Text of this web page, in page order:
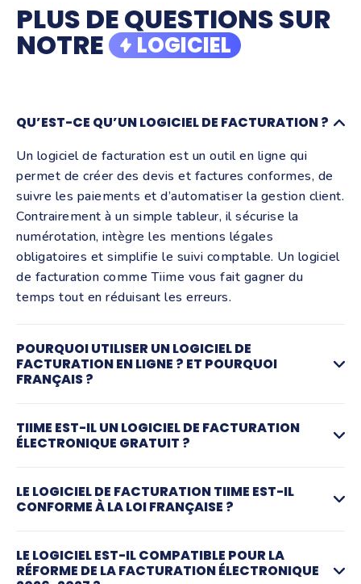
Esther Baron, Studio Reflet
PLUS DE QUESTIONS SUR
NOTRE LOGICIEL
QU’EST-CE QU’UN LOGICIEL DE FACTURATION ?
Un logiciel de facturation est un outil en ligne qui
permet de créer des devis et factures conformes, de
suivre les paiements et d’automatiser la gestion client.
Contrairement à un simple tableur, il sécurise la
numérotation, intègre les mentions légales
obligatoires et simplifie le suivi comptable. Un logiciel
de facturation comme Tiime vous fait gagner du
temps tout en réduisant les erreurs.
POURQUOI UTILISER UN LOGICIEL DE
FACTURATION EN LIGNE ? ET POURQUOI
FRANÇAIS ?
envoyer des factures depuis n’importe quel appareil,
sans installation complexe. Il centralise vos données,
automatise les calculs de TVA et facilite les relances.
Résultat : moins de tâches administratives, plus de
visibilité sur votre trésorerie et un processus de vente
plus fluide pour votre entreprise.
Choisir un logiciel de facturation français comme Tiime
TIIME EST-IL UN LOGICIEL DE FACTURATION
ÉLECTRONIQUE GRATUIT ?
électronique gratuit pour recevoir vos factures
électroniques fournisseurs mais aussi pour créer des
devis et factures simplement et en toute conformité.
Vous pouvez démarrer sans engagement et gérer
votre facturation en quelques minutes. Des
LE LOGICIEL DE FACTURATION TIIME EST-IL
CONFORME À LA LOI FRANÇAISE ?
obligations légales françaises : mentions obligatoires,
LE LOGICIEL EST-IL COMPATIBLE POUR LA
RÉFORME DE LA FACTURATION ÉLECTRONIQUE